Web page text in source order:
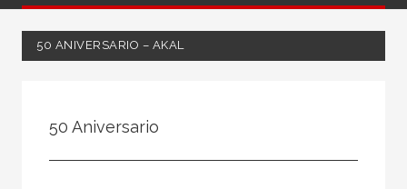
50 ANIVERSARIO – AKAL
Ciencias naturales y técnicas
50 Aniversario